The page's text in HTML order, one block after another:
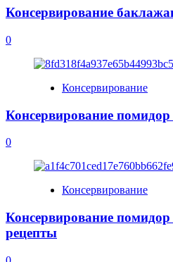
Консервирование
0
Консервирование
Консервирование помидор
0
Консервирование
Консервирование
рецепты